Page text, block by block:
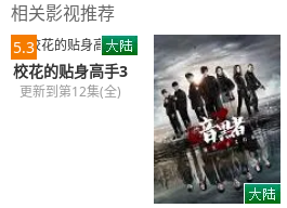
相关影视推荐
5.3
校花的贴身高手3
更新到第12集(全)